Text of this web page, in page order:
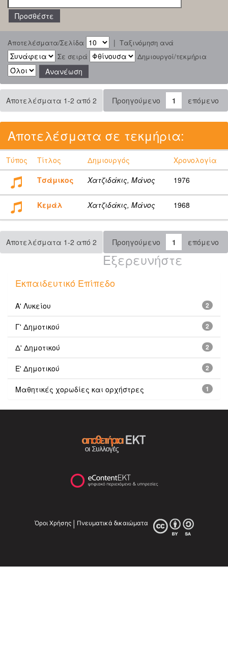
Αποτελέσματα/Σελίδα | Ταξινόμηση ανά
Σε σειρά
Δημιουργοί/τεκμήρια
Αποτελέσματα 1-2 από 2 Προηγούμενο 1 επόμενο
Αποτελέσματα σε τεκμήρια:
Τύπος Τίτλος Δημιουργός
Χρονολογία
Τσάμικος
Χατζιδάκις, Μάνος 1976
Κεμάλ Χατζιδάκις, Μάνος 1968
Αποτελέσματα 1-2 από 2 Προηγούμενο 1 επόμενο
Εξερευνήστε
Εκπαιδευτικό Επίπεδο
2
Α' Λυκείου
2
Γ' Δημοτικού
2
Δ' Δημοτικού
2
Ε' Δημοτικού
1
Μαθητικές χορωδίες και ορχήστρες